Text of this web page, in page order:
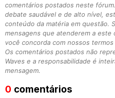
comentários postados neste
debate saudável e de alto nível,
conteúdo da matéria em questão.
mensagens que atenderem a este
você concorda com nossos termos
Os comentários postados não
Waves e a responsabilidade é
mensagem.
0 comentários